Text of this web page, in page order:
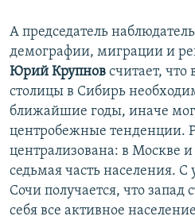
А председатель
демографии, миграции и
Юрий Крупнов считает, что
столицы в Сибирь
ближайшие годы, иначе
центробежные тенденции.
централизована: в Москве
седьмая часть населения. С
Сочи получается, что запад
себя все активное